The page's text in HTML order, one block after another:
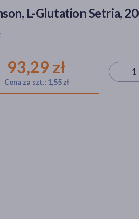
L-Glutation Setria,
93,29 zł
Cena za szt.: 1,55 zł
Wybierz